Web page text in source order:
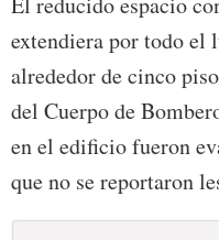
extendiera por todo el
alrededor de cinco
del Cuerpo de
en el edificio fueron
que no se reportaron